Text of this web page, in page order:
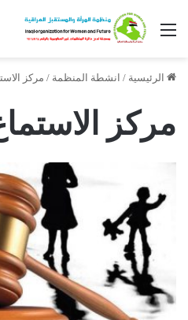
القائمة
الرئيسية / انشطة المنظمة / مركز
مركز